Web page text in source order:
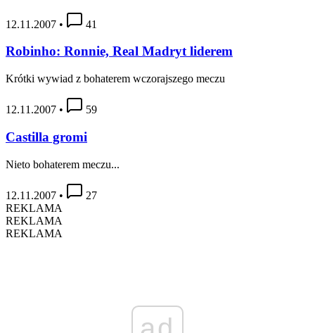
12.11.2007 • 41
Robinho: Ronnie, Real Madryt liderem
Krótki wywiad z bohaterem wczorajszego meczu
12.11.2007 • 59
Castilla gromi
Nieto bohaterem meczu...
12.11.2007 •
27
REKLAMA
REKLAMA
REKLAMA